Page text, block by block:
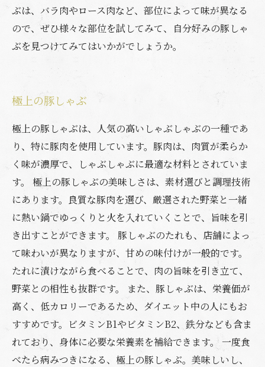
ぶは、バラ肉やロース肉など、部位によって味が異なる
ので、ぜひ様々な部位を試してみて、自分好みの豚しゃ
ぶを見つけてみてはいかがでしょうか。
極上の豚しゃぶ
極上の豚しゃぶは、人気の高いしゃぶしゃぶの一種であ
り、特に豚肉を使用しています。豚肉は、肉質が柔らか
く味が濃厚で、しゃぶしゃぶに最適な材料とされていま
す。 極上の豚しゃぶの美味しさは、素材選びと調理技術
にあります。良質な豚肉を選び、厳選された野菜と一緒
に熱い鍋でゆっくりと火を入れていくことで、旨味を引
き出すことができます。 豚しゃぶのたれも、店舗によっ
て味わいが異なりますが、甘めの味付けが一般的です。
たれに漬けながら食べることで、肉の旨味を引き立て、
野菜との相性も抜群です。 また、豚しゃぶは、栄養価が
高く、低カロリーであるため、ダイエット中の人にもお
すすめです。ビタミンB1やビタミンB2、鉄分なども含ま
れており、身体に必要な栄養素を補給できます。 一度食
べたら病みつきになる、極上の豚しゃぶ。美味しいし、